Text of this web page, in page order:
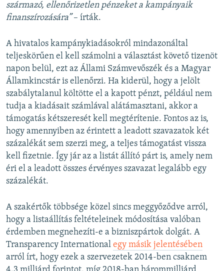
származó, ellenőrizetlen pénzeket a kampányaik
finanszírozására”– írták.
A hivatalos kampánykiadásokról mindazonáltal
teljeskörűen el kell számolni a választást követő tizenöt
napon belül, ezt az Állami Számvevőszék és a Magyar
Államkincstár is ellenőrzi. Ha kiderül, hogy a jelölt
szabálytalanul költötte el a kapott pénzt, például nem
tudja a kiadásait számlával alátámasztani, akkor a
támogatás kétszeresét kell megtérítenie. Fontos az is,
hogy amennyiben az érintett a leadott szavazatok két
százalékát sem szerzi meg, a teljes támogatást vissza
kell fizetnie. Így jár az a listát állító párt is, amely nem
éri el a leadott összes érvényes szavazat legalább egy
százalékát.
A szakértők többsége közel sincs meggyőződve arról,
hogy a listaállítás feltételeinek módosítása valóban
érdemben megnehezíti-e a bizniszpártok dolgát. A
Transparency International egy másik jelentésében
arról írt, hogy ezek a szervezetek 2014-ben csaknem